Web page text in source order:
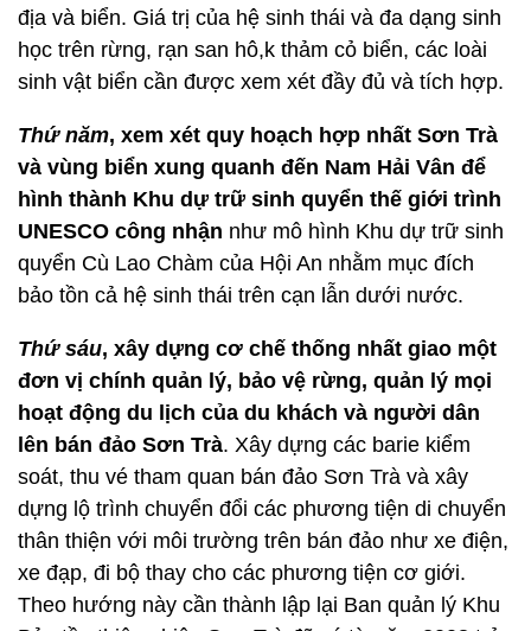
địa và biển. Giá trị của hệ sinh thái và đa dạng sinh
học trên rừng, rạn san hô,k thảm cỏ biển, các loài
sinh vật biển cần được xem xét đầy đủ và tích hợp.
Thứ năm, xem xét quy hoạch hợp nhất Sơn Trà
và vùng biển xung quanh đến Nam Hải Vân để
hình thành Khu dự trữ sinh quyển thế giới trình
UNESCO công nhận như mô hình Khu dự trữ sinh
quyển Cù Lao Chàm của Hội An nhằm mục đích
bảo tồn cả hệ sinh thái trên cạn lẫn dưới nước.
Thứ sáu, xây dựng cơ chế thống nhất giao một
đơn vị chính quản lý, bảo vệ rừng, quản lý mọi
hoạt động du lịch của du khách và người dân
lên bán đảo Sơn Trà. Xây dựng các barie kiểm
soát, thu vé tham quan bán đảo Sơn Trà và xây
dựng lộ trình chuyển đổi các phương tiện di chuyển
thân thiện với môi trường trên bán đảo như xe điện,
xe đạp, đi bộ thay cho các phương tiện cơ giới.
Theo hướng này cần thành lập lại Ban quản lý Khu